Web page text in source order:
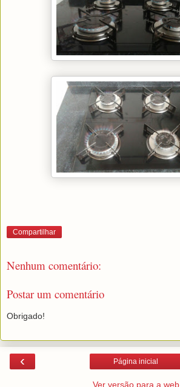
Compartilhar
Nenhum comentário:
Postar um comentário
Obrigado!
‹ Página inicial
Ver versão para a web